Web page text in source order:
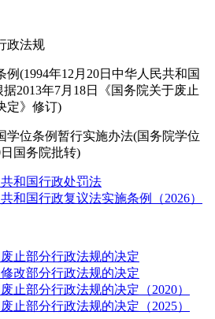
政法规
(1994年12月20日中华人民共和国
2013年7月18日《国务院关于废止
定》修订)
学位条例暂行实施办法(国务院学位
国务院批转)
和国行政处罚法
和国行政复议法实施条例（2026）
止部分行政法规的决定
改部分行政法规的决定
止部分行政法规的决定（2020）
止部分行政法规的决定（2025）